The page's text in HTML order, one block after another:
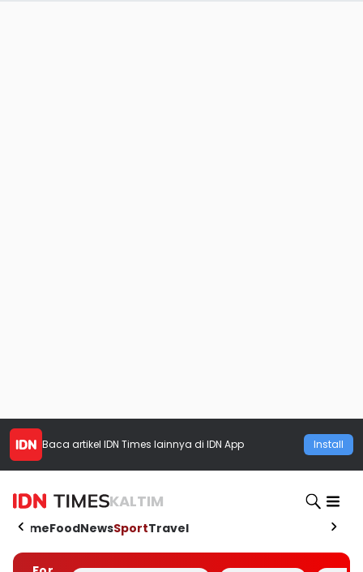
Baca artikel IDN Times lainnya di IDN App Install
KALTIM
HomeFoodNewsSportTravel